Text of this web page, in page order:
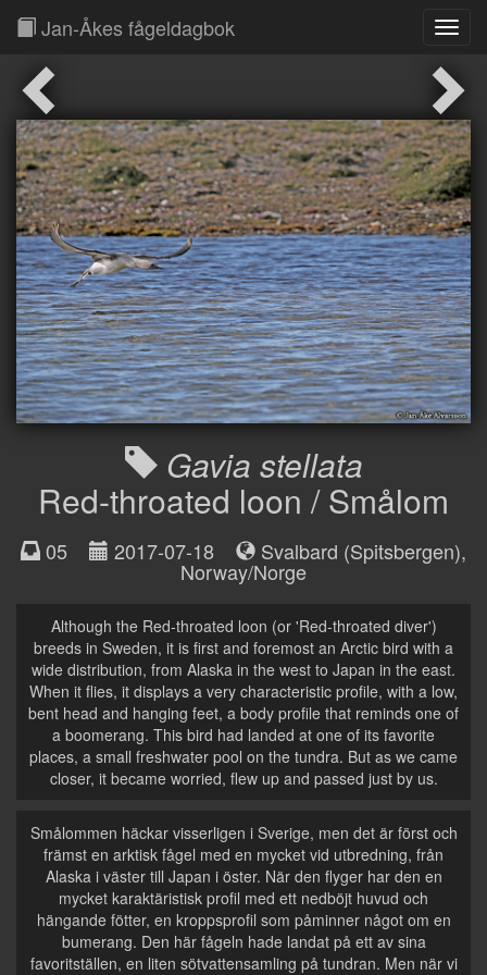
Jan-Åkes fågeldagbok
Gavia stellata
Red-throated loon / Smålom
05 2017-07-18 Svalbard (Spitsbergen),
Norway/Norge
Although the Red-throated loon (or 'Red-throated diver')
breeds in Sweden, it is first and foremost an Arctic bird with a
wide distribution, from Alaska in the west to Japan in the east.
When it flies, it displays a very characteristic profile, with a low,
bent head and hanging feet, a body profile that reminds one of
a boomerang. This bird had landed at one of its favorite
places, a small freshwater pool on the tundra. But as we came
closer, it became worried, flew up and passed just by us.
Smålommen häckar visserligen i Sverige, men det är först och
främst en arktisk fågel med en mycket vid utbredning, från
Alaska i väster till Japan i öster. När den flyger har den en
mycket karaktäristisk profil med ett nedböjt huvud och
hängande fötter, en kroppsprofil som påminner något om en
bumerang. Den här fågeln hade landat på ett av sina
favoritställen, en liten sötvattensamling på tundran. Men när vi